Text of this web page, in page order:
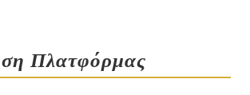
Πλατφόρμας